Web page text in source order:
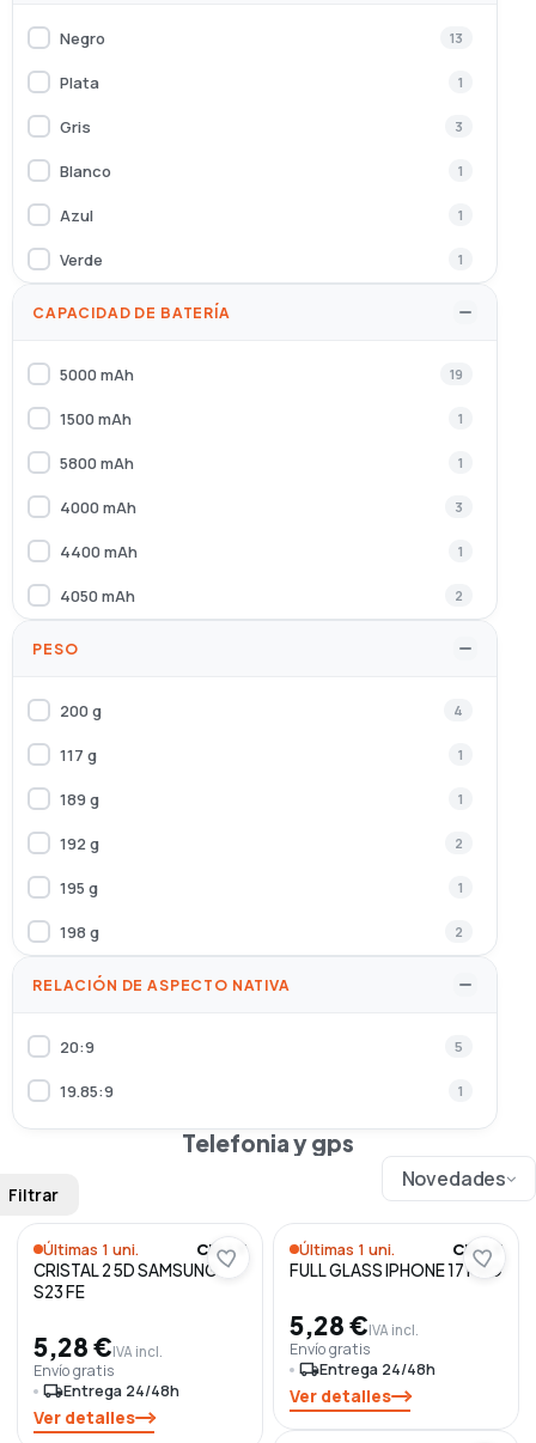
Negro 13
Plata 1
Gris 3
Blanco 1
Azul 1
Verde 1
Grafito
Transparente
CAPACIDAD DE BATERÍA
5000 mAh 19
1500 mAh 1
5800 mAh 1
4000 mAh 3
4400 mAh 1
4050 mAh 2
5200 mAh
PESO
200 g 4
117 g 1
189 g 1
192 g 2
195 g 1
198 g 2
240 g
1
1
215 g 1
12 g
RELACIÓN DE ASPECTO NATIVA
20:9 5
19.85:9 1
Telefonia y gps
Filtrar
Novedades
Últimas 1 uni. CELLY
CRISTAL 2 5D SAMSUNG
S23 FE
5,28 €IVA incl.
Envío gratis
local_shippingEntrega 24/48h
Ver detalles
Últimas 1 uni. CELLY
FULL GLASS IPHONE 17 PRO
5,28 €IVA incl.
Envío gratis
local_shippingEntrega 24/48h
Ver detalles